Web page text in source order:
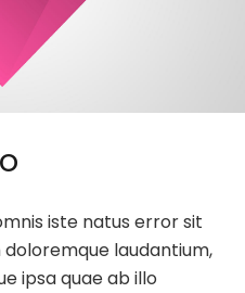
iste natus error sit
laudantium,
ipsa quae ab illo